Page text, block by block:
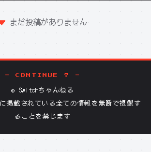
まだ投稿がありません
- CONTINUE ? -
© Switchちゃんねる
に掲載されている全ての情報を無断で複製す
ることを禁じます